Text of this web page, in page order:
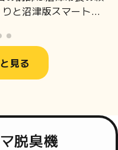
と沼津版スマートシ
した。私たち株式会
れながら事業を続け
くりの方向性につい
ても有意義な時間と
絵、大阪・関西万博
見る
脱臭機